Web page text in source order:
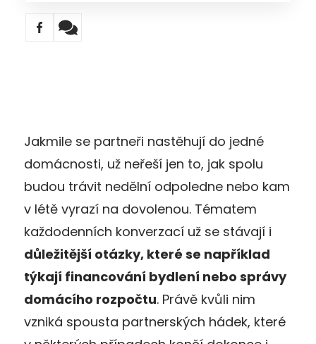
Jakmile se partneři nastěhují do jedné
domácnosti, už neřeší jen to, jak spolu
budou trávit nedělní odpoledne nebo kam
v létě vyrazí na dovolenou. Tématem
každodenních konverzací už se stávají i
důležitější otázky, které se například
týkají financování bydlení nebo správy
domácího rozpočtu. Právě kvůli nim
vzniká spousta partnerských hádek, které